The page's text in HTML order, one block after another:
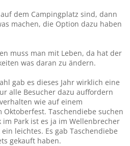
dem Campingplatz sind, dann
machen, die Option dazu haben
muss man mit Leben, da hat der
was daran zu ändern.
gab es dieses Jahr wirklich eine
alle Besucher dazu auffordern
wie auf einem
Taschendiebe suchen
im Park ist es ja im Wellenbrecher
leichtes. Es gab Taschendiebe
gekauft haben.